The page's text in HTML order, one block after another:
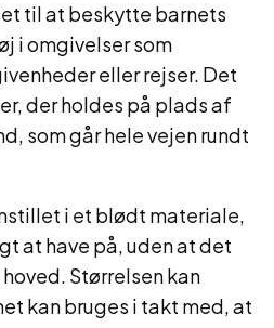
til at beskytte barnets
i omgivelser som
eller rejser. Det
der holdes på plads af
som går hele vejen rundt
i et blødt materiale,
at have på, uden at det
Størrelsen kan
kan bruges i takt med, at